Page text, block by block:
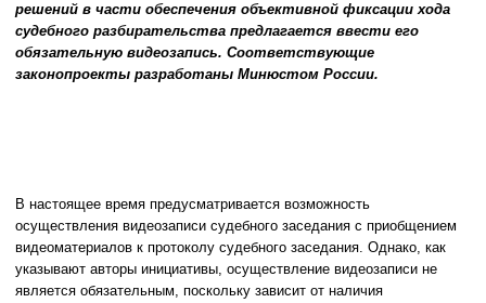
решений в части обеспечения объективной фиксации хода
судебного разбирательства предлагается ввести его
обязательную видеозапись. Соответствующие
законопроекты разработаны Минюстом России.
В настоящее время предусматривается возможность
осуществления видеозаписи судебного заседания с приобщением
видеоматериалов к протоколу судебного заседания. Однако, как
указывают авторы инициативы, осуществление видеозаписи не
является обязательным, поскольку зависит от наличия